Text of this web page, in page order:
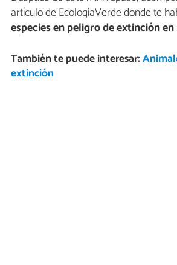
artículo de EcologíaVerde donde te
especies en peligro de extinción
También te puede interesar:
extinción